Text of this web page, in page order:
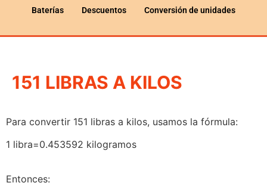
Baterías Descuentos Conversión de unidades
151 LIBRAS A KILOS
Para convertir 151 libras a kilos, usamos la fórmula:
1 libra=0.453592 kilogramos
Entonces: